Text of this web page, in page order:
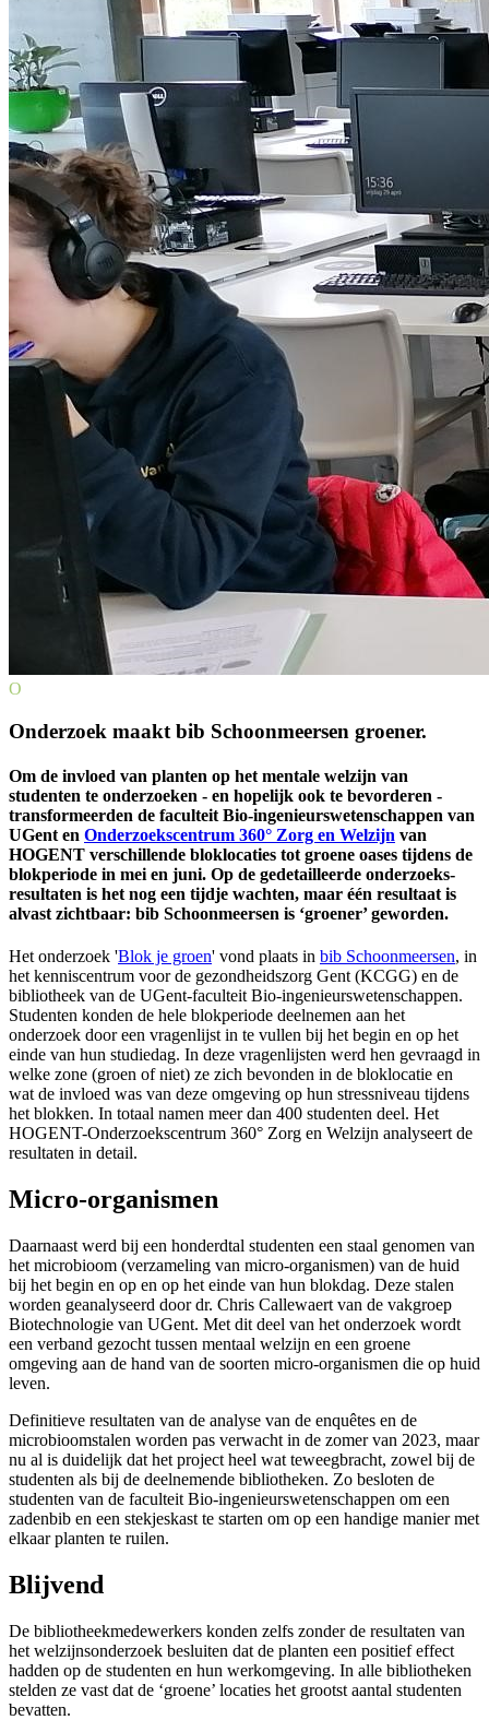
O
Onderzoek maakt bib Schoonmeersen groener.
Om de invloed van planten op het mentale welzijn van
studenten te onderzoeken - en hopelijk ook te bevorderen -
transformeerden de faculteit Bio-ingenieurs­wetenschappen van
UGent en Onderzoekscentrum 360° Zorg en Welzijn van
HOGENT verschillende blok­locaties tot groene oases tijdens de
blokperiode in mei en juni. Op de gedetailleerde onderzoeks­
resultaten is het nog een tijdje wachten, maar één resultaat is
alvast zichtbaar: bib Schoonmeersen is ‘groener’ geworden.
Het onderzoek 'Blok je groen' vond plaats in bib Schoonmeersen, in
het kenniscentrum voor de gezondheidszorg Gent (KCGG) en de
bibliotheek van de UGent-faculteit Bio-ingenieurswetenschappen.
Studenten konden de hele blokperiode deelnemen aan het
onderzoek door een vragenlijst in te vullen bij het begin en op het
einde van hun studiedag. In deze vragenlijsten werd hen gevraagd in
welke zone (groen of niet) ze zich bevonden in de bloklocatie en
wat de invloed was van deze omgeving op hun stressniveau tijdens
het blokken. In totaal namen meer dan 400 studenten deel. Het
HOGENT-Onderzoekscentrum 360° Zorg en Welzijn analyseert de
resultaten in detail.
Micro-organismen
Daarnaast werd bij een honderdtal studenten een staal genomen van
het microbioom (verzameling van micro-organismen) van de huid
bij het begin en op en op het einde van hun blokdag. Deze stalen
worden geanalyseerd door dr. Chris Callewaert van de vakgroep
Biotechnologie van UGent. Met dit deel van het onderzoek wordt
een verband gezocht tussen mentaal welzijn en een groene
omgeving aan de hand van de soorten micro-organismen die op huid
leven.
Definitieve resultaten van de analyse van de enquêtes en de
microbioomstalen worden pas verwacht in de zomer van 2023, maar
nu al is duidelijk dat het project heel wat teweegbracht, zowel bij de
studenten als bij de deelnemende bibliotheken. Zo besloten de
studenten van de faculteit Bio-ingenieurswetenschappen om een
zadenbib en een stekjeskast te starten om op een handige manier met
elkaar planten te ruilen.
Blijvend
De bibliotheekmedewerkers konden zelfs zonder de resultaten van
het welzijnsonderzoek besluiten dat de planten een positief effect
hadden op de studenten en hun werkomgeving. In alle bibliotheken
stelden ze vast dat de ‘groene’ locaties het grootst aantal studenten
bevatten.